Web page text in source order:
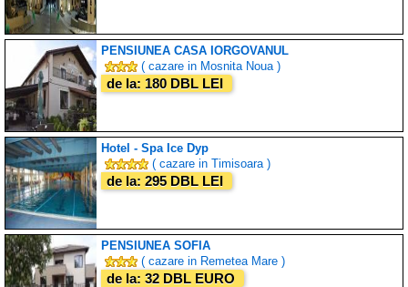
PENSIUNEA CASA IORGOVANUL
( cazare in Mosnita Noua )
de la: 180 DBL LEI
Hotel - Spa Ice Dyp
( cazare in Timisoara )
de la: 295 DBL LEI
PENSIUNEA SOFIA
( cazare in Remetea Mare )
de la: 32 DBL EURO